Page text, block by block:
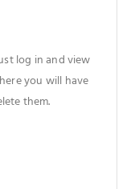
log in and view
you will have
them.